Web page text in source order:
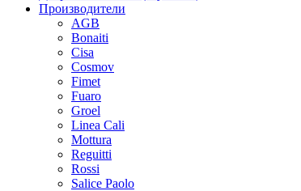
Производители
AGB
Bonaiti
Cisa
Cosmov
Fimet
Fuaro
Groel
Linea Cali
Mottura
Reguitti
Rossi
Salice Paolo